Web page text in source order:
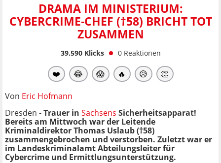
DRAMA IM MINISTERIUM:
CYBERCRIME-CHEF (†58) BRICHT TOT
ZUSAMMEN
39.590Klicks 0 Reaktionen
❤️ 😂 😱 🔥 😥 👏
Von Eric Hofmann
Dresden -Trauer in Sachsens Sicherheitsapparat!
Bereits am Mittwoch war der Leitende
Kriminaldirektor Thomas Uslaub (†58)
zusammengebrochen und verstorben. Zuletzt war er
im Landeskriminalamt Abteilungsleiter für
Cybercrime und Ermittlungsunterstützung.